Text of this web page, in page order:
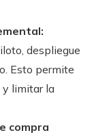
despliegue
Esto permite
y limitar la
compra